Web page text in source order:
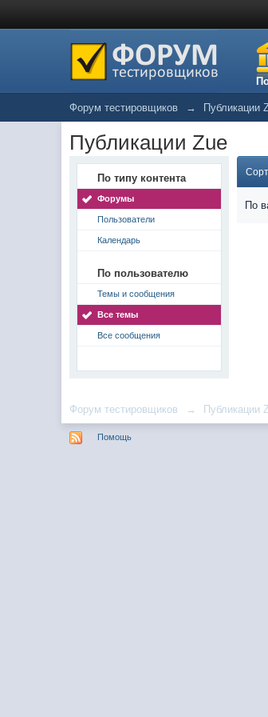
Форум тестировщиков → Публикации
Публикации Zue
По типу контента
Форумы
Пользователи
Календарь
По пользователю
Темы и сообщения
Все темы
Все сообщения
По
Форум тестировщиков → Публикации
Помощь